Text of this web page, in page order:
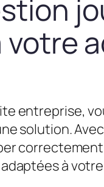
votre
entreprise,
solution.
à